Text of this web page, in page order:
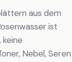
aus dem
ist
keine
Nebel, Seren